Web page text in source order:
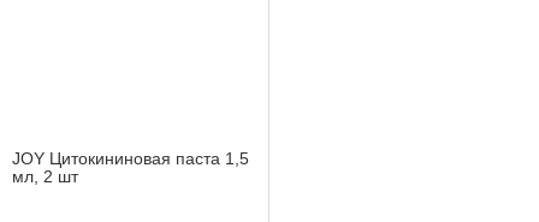
JOY Цитокининовая паста 1,5
мл, 2 шт